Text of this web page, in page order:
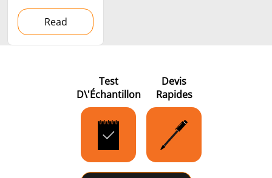
Read
Test
D\'échantillon
Devis
Rapides